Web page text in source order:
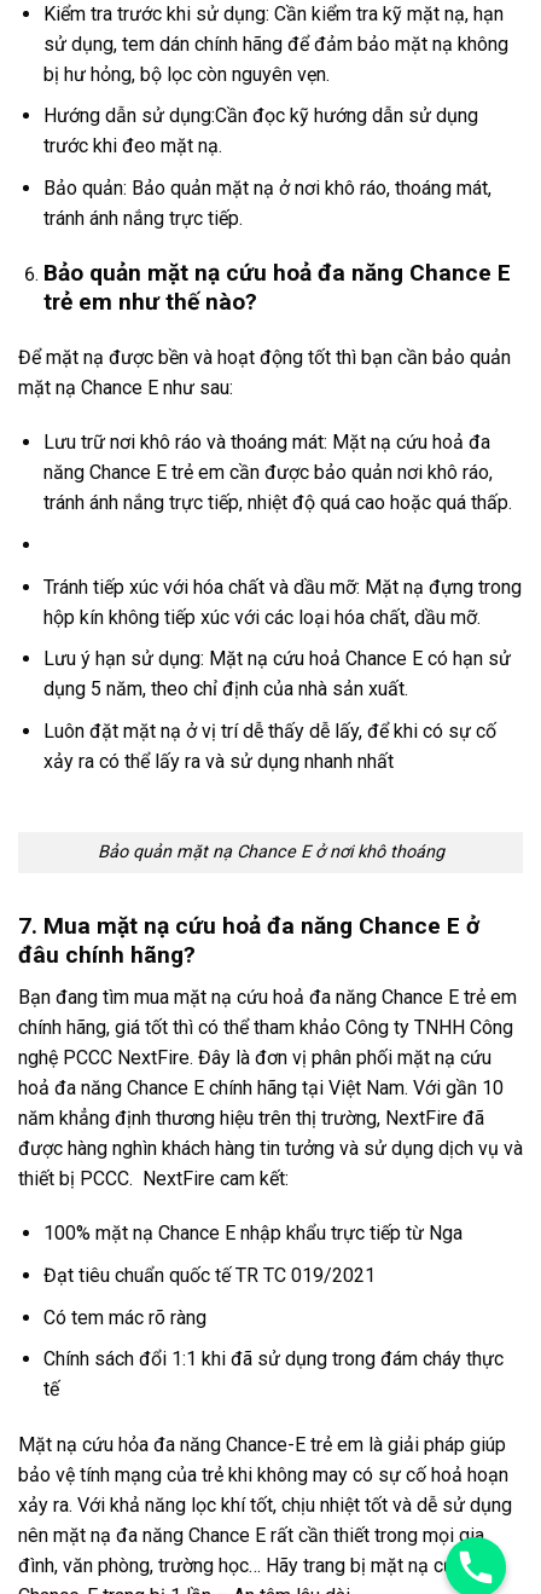
Kiểm tra trước khi sử dụng: Cần kiểm tra kỹ mặt nạ, hạn
sử dụng, tem dán chính hãng để đảm bảo mặt nạ không
bị hư hỏng, bộ lọc còn nguyên vẹn.
Hướng dẫn sử dụng:Cần đọc kỹ hướng dẫn sử dụng
trước khi đeo mặt nạ.
Bảo quản: Bảo quản mặt nạ ở nơi khô ráo, thoáng mát,
tránh ánh nắng trực tiếp.
Bảo quản mặt nạ cứu hoả đa năng Chance E
trẻ em như thế nào?
Để mặt nạ được bền và hoạt động tốt thì bạn cần bảo quản
mặt nạ Chance E như sau:
Lưu trữ nơi khô ráo và thoáng mát: Mặt nạ cứu hoả đa
năng Chance E trẻ em cần được bảo quản nơi khô ráo,
tránh ánh nắng trực tiếp, nhiệt độ quá cao hoặc quá thấp.
Tránh tiếp xúc với hóa chất và dầu mỡ: Mặt nạ đựng trong
hộp kín không tiếp xúc với các loại hóa chất, dầu mỡ.
Lưu ý hạn sử dụng: Mặt nạ cứu hoả Chance E có hạn sử
dụng 5 năm, theo chỉ định của nhà sản xuất.
Luôn đặt mặt nạ ở vị trí dễ thấy dễ lấy, để khi có sự cố
xảy ra có thể lấy ra và sử dụng nhanh nhất
Bảo quản mặt nạ Chance E ở nơi khô thoáng
7. Mua mặt nạ cứu hoả đa năng Chance E ở
đâu chính hãng?
Bạn đang tìm mua mặt nạ cứu hoả đa năng Chance E trẻ em
chính hãng, giá tốt thì có thể tham khảo Công ty TNHH Công
nghệ PCCC NextFire. Đây là đơn vị phân phối mặt nạ cứu
hoả đa năng Chance E chính hãng tại Việt Nam. Với gần 10
năm khẳng định thương hiệu trên thị trường, NextFire đã
được hàng nghìn khách hàng tin tưởng và sử dụng dịch vụ và
thiết bị PCCC. NextFire cam kết:
100% mặt nạ Chance E nhập khẩu trực tiếp từ Nga
Đạt tiêuchuẩn quốc tế TR TC 019/2021
Có tem mác rõ ràng
Chính sách đổi 1:1 khi đã sử dụng trong đám cháy thực
tế
Mặt nạ cứu hỏa đa năng Chance-E trẻ em là giải pháp giúp
bảo vệ tính mạng của trẻ khi không may có sự cố hoả hoạn
xảy ra. Với khả năng lọc khí tốt, chịu nhiệt tốt và dễ sử dụng
nên mặt nạ đa năng Chance E rất cần thiết trong mọi gia
đình, văn phòng, trường học… Hãy trang bị mặt nạ cứu hỏa